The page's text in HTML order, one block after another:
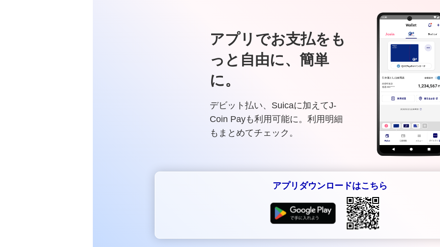
アプリでお支払をも
っと自由に、簡単
に。
デビット払い、Suicaに加えてJ-
Coin Payも利用可能に。利用明細
もまとめてチェック。
アプリダウンロードはこちら